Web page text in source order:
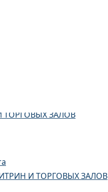
И ТОРГОВЫХ ЗАЛОВ
ЗАЛОВ